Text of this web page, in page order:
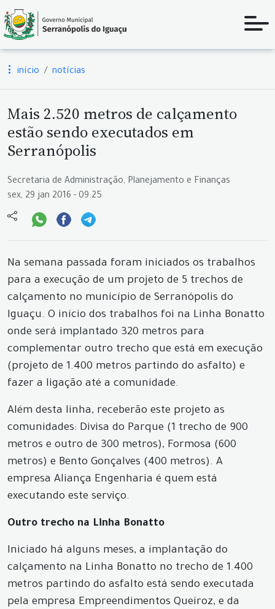
início notícias
Mais 2.520 metros de calçamento
estão sendo executados em
Serranópolis
Secretaria de Administração, Planejamento e Finanças
sex, 29 jan 2016 - 09:25
Na semana passada foram iniciados os trabalhos
para a execução de um projeto de 5 trechos de
calçamento no município de Serranópolis do
Iguaçu. O início dos trabalhos foi na Linha Bonatto
onde será implantado 320 metros para
complementar outro trecho que está em execução
(projeto de 1.400 metros partindo do asfalto) e
fazer a ligação até a comunidade.
Além desta linha, receberão este projeto as
comunidades: Divisa do Parque (1 trecho de 900
metros e outro de 300 metros), Formosa (600
metros) e Bento Gonçalves (400 metros). A
empresa Aliança Engenharia é quem está
executando este serviço.
Outro trecho na Linha Bonatto
Iniciado há alguns meses, a implantação do
calçamento na Linha Bonatto no trecho de 1.400
metros partindo do asfalto está sendo executada
pela empresa Empreendimentos Queiroz, e da